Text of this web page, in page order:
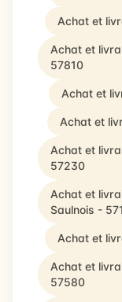
Achat et
Achat et
57810
Achat et
Achat et
Achat et
57230
Achat et
Saulnois -
Achat et
Achat et
57580